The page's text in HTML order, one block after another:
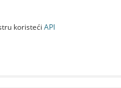
koristeći API